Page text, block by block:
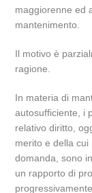
maggiorenne ed
mantenimento.
Il motivo è
ragione.
In materia di
autosufficiente, i
relativo diritto,
merito e della
domanda, sono
un rapporto di